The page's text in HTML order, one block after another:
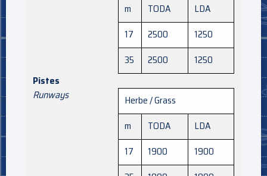
Pistes
Runways
m
TODA
LDA
17
2500
1250
35
2500 1250
Herbe / Grass
m
TODA
LDA
17
1900
1900